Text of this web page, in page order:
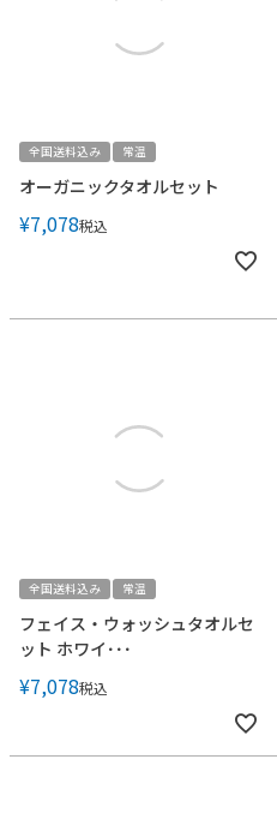
全国送料込み 常温
オーガニックタオルセット
¥7,078税込
全国送料込み 常温
フェイス・ウォッシュタオルセ
ット ホワイ･･･
¥7,078税込